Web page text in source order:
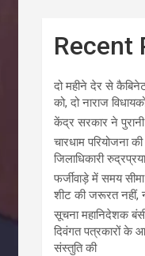
Recent
दो महीने देर से
को, दो नाराज
केंद्र सरकार ने
चारधाम परियोजना
जिलाधिकारी
फर्जीवाड़े में समय
शीट की जरूरत नहीं,
सूचना महानिदेशक
दिवंगत पत्रकारों के
संस्तुति की